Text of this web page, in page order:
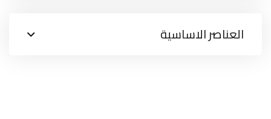
العناصر الاساسية